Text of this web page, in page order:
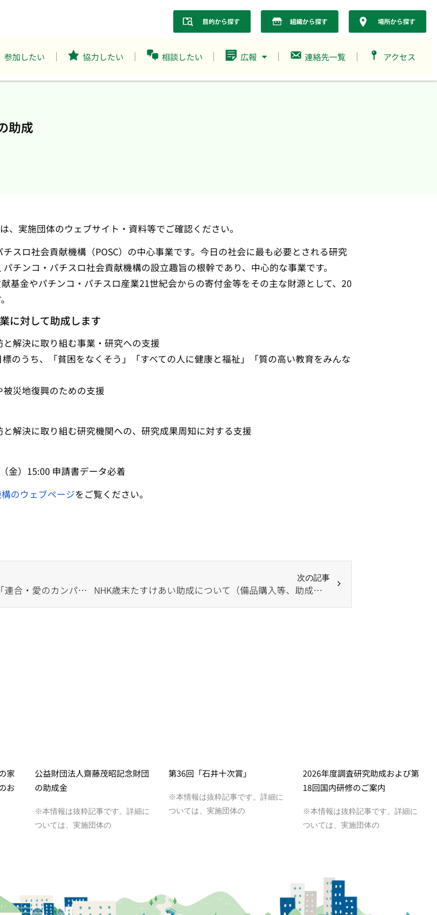
参加したい 協力したい 相談したい 広報 連絡先一覧 アクセス
助成
実施団体のウェブサイト・資料等でご確認ください。
スロ社会貢献機構（POSC）の中心事業です。今日の社会に最も必要とされる研究
チンコ・パチスロ社会貢献機構の設立趣旨の根幹であり、中心的な事業です。
基金やパチンコ・パチスロ産業21世紀会からの寄付金等をその主な財源として、20
に対して助成します
解決に取り組む事業・研究への支援
のうち、「貧困をなくそう」「すべての人に健康と福祉」「質の高い教育をみんな
災地復興のための支援
解決に取り組む研究機関への、研究成果周知に対する支援
金）15:00 申請書データ必着
のウェブページをご覧ください。
【助成金情報】さわやか福祉財団「連合・愛のカンパ」助成金
次の記事
NHK歳末たすけあい助成について（備品購入等、助成施設を通じた施設利用者への助成）
家
お
公益財団法人齋藤茂昭記念財団
の助成金
※本情報は抜粋記事です。詳細に
ついては、実施団体の
第36回「石井十次賞」
※本情報は抜粋記事です。詳細に
ついては、実施団体の
2026年度調査研究助成および第
18回国内研修のご案内
※本情報は抜粋記事です。詳細に
ついては、実施団体の